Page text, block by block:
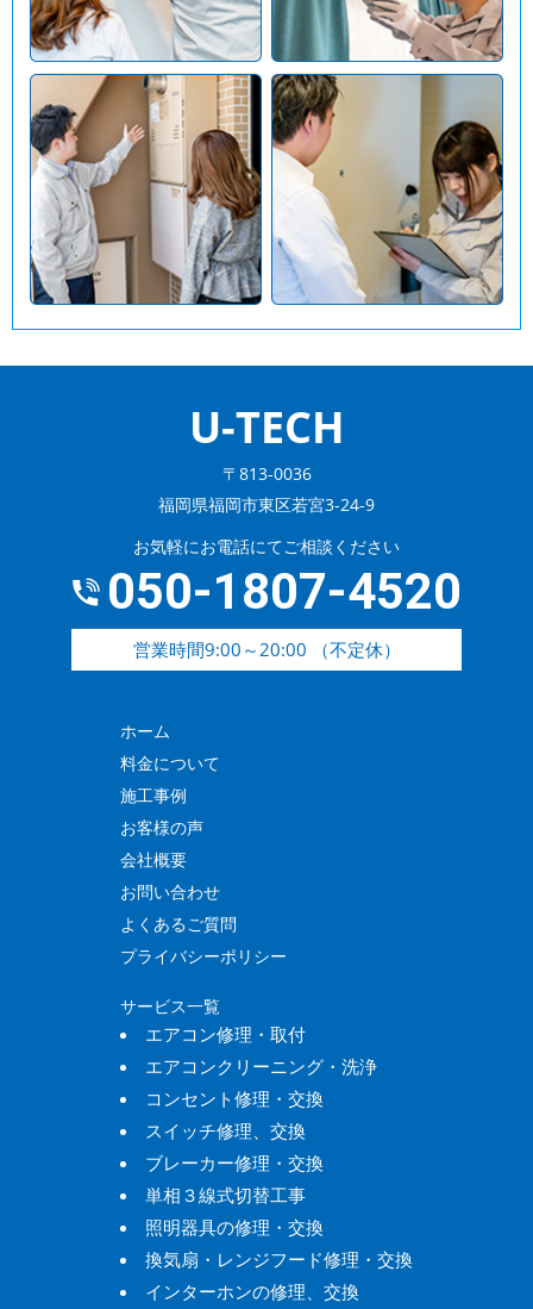
ホーム
料金について
施工事例
お客様の声
会社概要
お問い合わせ
よくあるご質問
プライバシーポリシー
サービス一覧
エアコン修理・取付
エアコンクリーニング・洗浄
コンセント修理・交換
スイッチ修理、交換
ブレーカー修理・交換
単相３線式切替工事
照明器具の修理・交換
換気扇・レンジフード修理・交換
インターホンの修理、交換
U-TECH
〒813-0036
福岡県福岡市東区若宮3-24-9
お気軽にお電話にてご相談ください
050-1807-4520
営業時間9:00～20:00 （不定休）